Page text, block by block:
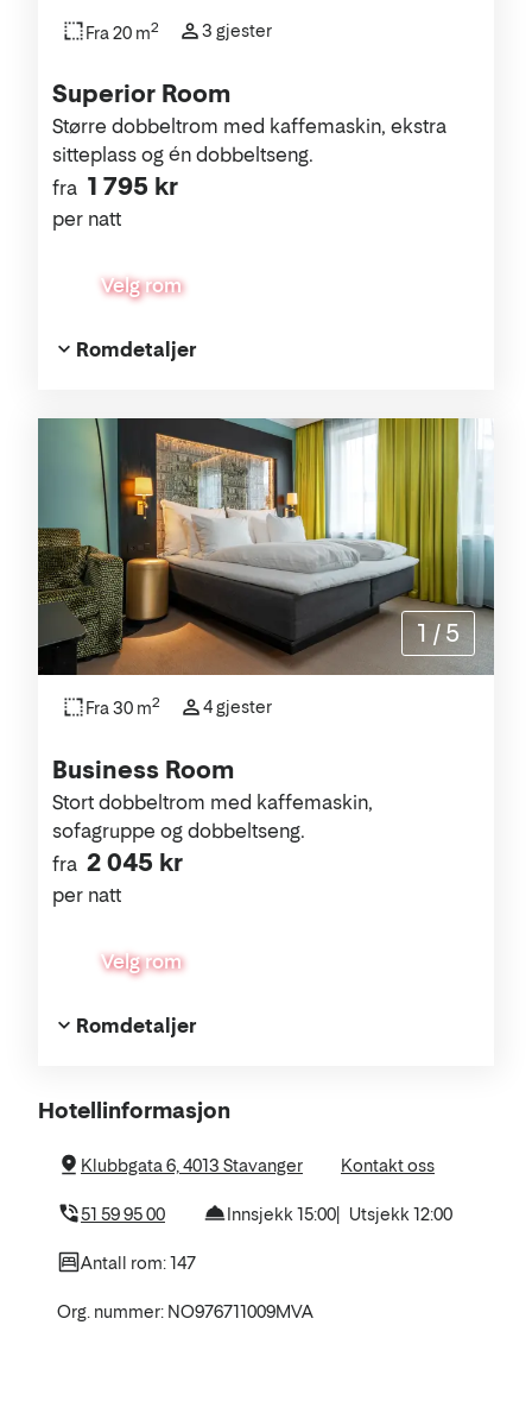
Superior Room
fra 1 795 kr
per natt
Større dobbeltrom med kaffemaskin, ekstra
sitteplass og én dobbeltseng.
Velg rom
Fra 20 m2 3 gjester
Romdetaljer
Business Room
fra 2 045 kr
per natt
Stort dobbeltrom med kaffemaskin,
sofagruppe og dobbeltseng.
Velg rom
Fra 30 m2 4 gjester
Romdetaljer
1 / 5
Om
hotellet
Hotellinformasjon
Klubbgata 6, 4013 Stavanger Kontakt oss
51 59 95 00 Innsjekk 15:00 Utsjekk 12:00
Antall rom: 147
Org. nummer: NO976711009MVA